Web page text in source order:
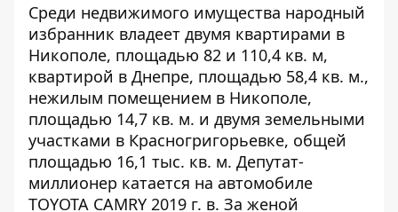
Среди недвижимого имущества народный
избранник владеет двумя квартирами в
Никополе, площадью 82 и 110,4 кв. м,
квартирой в Днепре, площадью 58,4 кв. м.,
нежилым помещением в Никополе,
площадью 14,7 кв. м. и двумя земельными
участками в Красногригорьевке, общей
площадью 16,1 тыс. кв. м. Депутат-
миллионер катается на автомобиле
TOYOTA CAMRY 2019 г. в. За женой